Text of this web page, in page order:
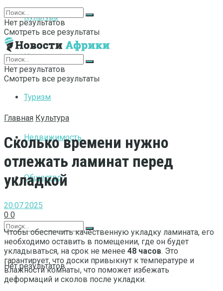
Культура
Интернет
Туризм
Недвижимость
Общество
Нет результатов
Нет результатов
Смотреть все результаты
Нет результатов
Смотреть все результаты
Главная Культура
Сколько времени нужно
отлежать ламинат перед
укладкой
20.07.2025
0 0
Чтобы обеспечить качественную укладку ламината, его
необходимо оставить в помещении, где он будет
укладываться, на срок не менее 48 часов. Это
гарантирует, что доски привыкнут к температуре и
влажности комнаты, что поможет избежать
деформаций и сколов после укладки.